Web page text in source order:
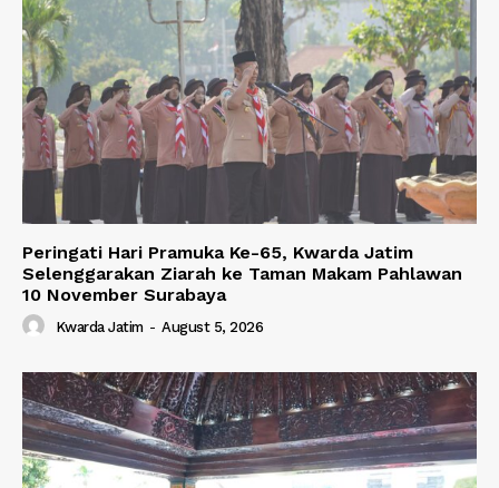
Peringati Hari Pramuka Ke-65, Kwarda Jatim
Selenggarakan Ziarah ke Taman Makam Pahlawan
10 November Surabaya
Kwarda Jatim - August 5, 2026